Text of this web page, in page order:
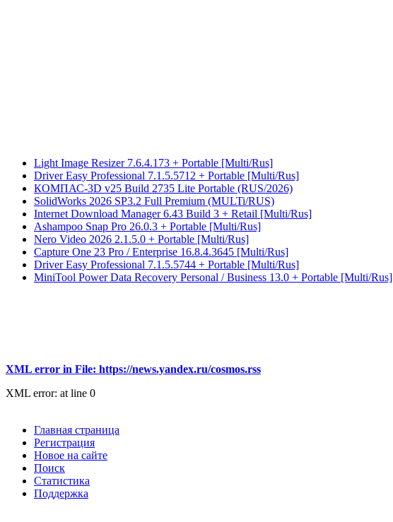
Light Image Resizer 7.6.4.173 + Portable [Multi/Rus]
Driver Easy Professional 7.1.5.5712 + Portable [Multi/Rus]
КОМПАС-3D v25 Build 2735 Lite Portable (RUS/2026)
SolidWorks 2026 SP3.2 Full Premium (MULTi/RUS)
Internet Download Manager 6.43 Build 3 + Retail [Multi/Rus]
Ashampoo Snap Pro 26.0.3 + Portable [Multi/Rus]
Nero Video 2026 2.1.5.0 + Portable [Multi/Rus]
Capture One 23 Pro / Enterprise 16.8.4.3645 [Multi/Rus]
Driver Easy Professional 7.1.5.5744 + Portable [Multi/Rus]
MiniTool Power Data Recovery Personal / Business 13.0 + Portable [Multi/Rus]
XML error in File: https://news.yandex.ru/cosmos.rss
XML error: at line 0
Главная страница
Регистрация
Новое на сайте
Поиск
Статистика
Поддержка